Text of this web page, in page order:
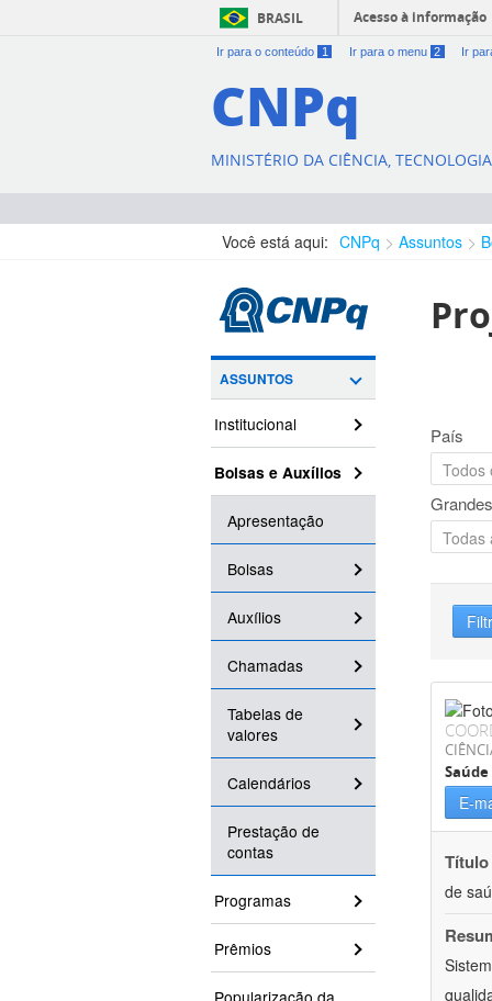
BRASIL Acesso à informação
Ir para o conteúdo 1 Ir para o menu 2 Ir
CNPq
MINISTÉRIO DA CIÊNCIA,
Você está aqui: CNPq Assuntos
ASSUNTOS
Institucional
Bolsas e Auxílios
Apresentação
Bolsas
Auxílios
Chamadas
Tabelas de
valores
Calendários
Prestação de
contas
Programas
Prêmios
País
E-
de